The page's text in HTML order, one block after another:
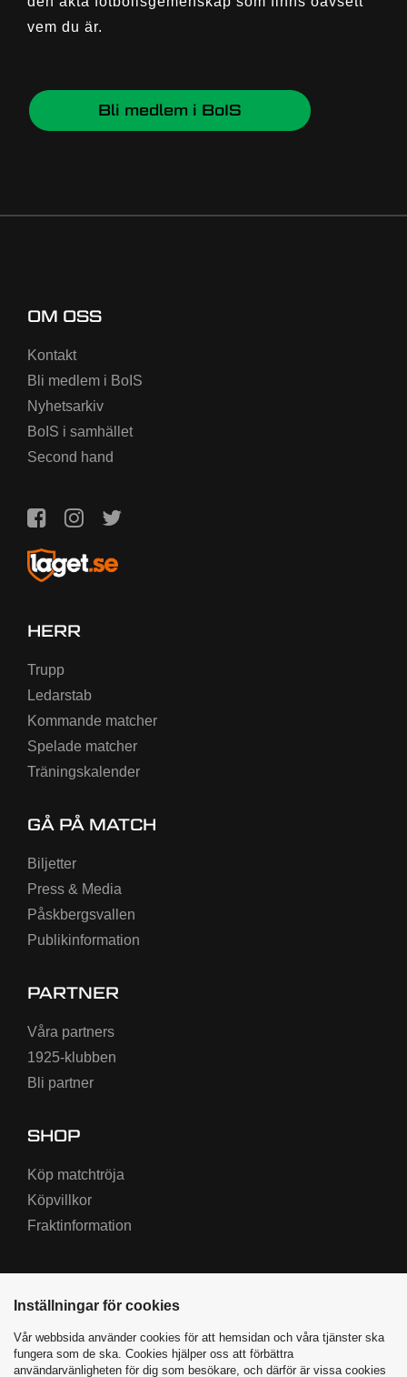
vem du är.
Bli medlem i BoIS
OM OSS
Kontakt
Bli medlem i BoIS
Nyhetsarkiv
BoIS i samhället
Second hand
HERR
Trupp
Ledarstab
Kommande matcher
Spelade matcher
Träningskalender
GÅ PÅ MATCH
Biljetter
Press & Media
Påskbergsvallen
Publikinformation
PARTNER
Våra partners
1925-klubben
Bli partner
SHOP
Köp matchtröja
Köpvillkor
Fraktinformation
Inställningar för cookies
Vår webbsida använder cookies för att hemsidan och våra tjänster ska
fungera som de ska. Cookies hjälper oss att förbättra
användarvänligheten för dig som besökare, och därför är vissa cookies